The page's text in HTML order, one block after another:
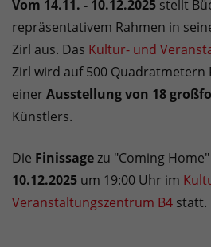
Vom 14.11. - 10.12.2025 stellt
repräsentativem Rahmen in
Zirl aus. Das Kultur- und
Zirl wird auf 500 Quadratmetern
einer Ausstellung von 18
Künstlers.
Die Finissagezu "Coming
10.12.2025 um 19:00 Uhr im
Veranstaltungszentrum B4 statt.